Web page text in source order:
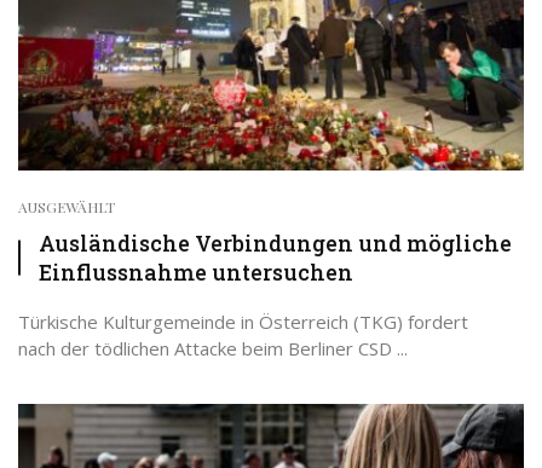
AUSGEWÄHLT
Ausländische Verbindungen und mögliche
Einflussnahme untersuchen
Türkische Kulturgemeinde in Österreich (TKG) fordert
nach der tödlichen Attacke beim Berliner CSD ...